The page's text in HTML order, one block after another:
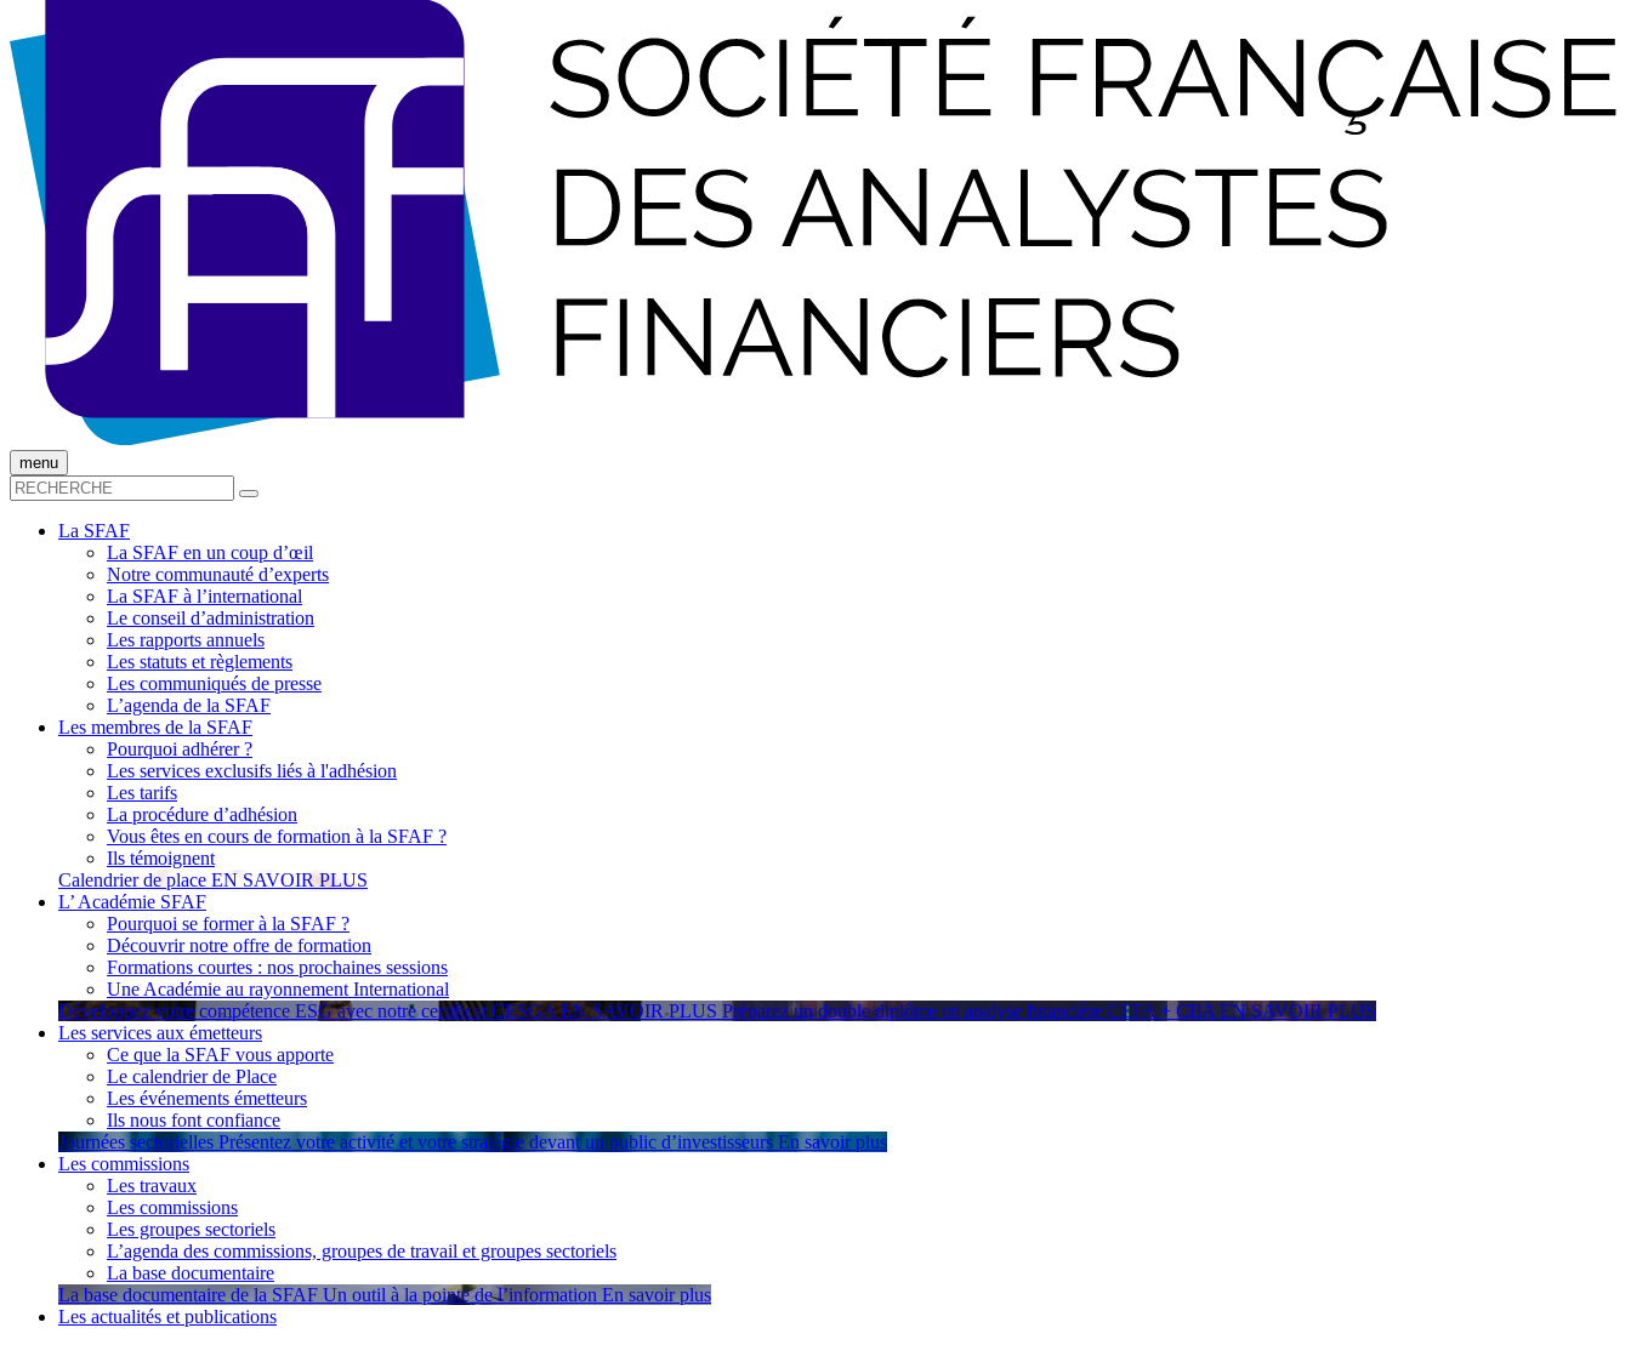
menu
La SFAF
La SFAF en un coup d’œil
Notre communauté d’experts
La SFAF à l’international
Le conseil d’administration
Les rapports annuels
Les statuts et règlements
Les communiqués de presse
L’agenda de la SFAF
Les membres de la SFAF
Pourquoi adhérer ?
Les services exclusifs liés à l'adhésion
Les tarifs
La procédure d’adhésion
Vous êtes en cours de formation à la SFAF ?
Ils témoignent
Calendrier de place EN SAVOIR PLUS
L’ Académie SFAF
Pourquoi se former à la SFAF ?
Découvrir notre offre de formation
Formations courtes : nos prochaines sessions
Une Académie au rayonnement International
Développez votre compétence ESG avec notre certificat CESGA EN SAVOIR PLUS Préparez un double diplôme en analyse financière CEFA + CIIA EN SAVOIR PLUS
Les services aux émetteurs
Ce que la SFAF vous apporte
Le calendrier de Place
Les événements émetteurs
Ils nous font confiance
Journées sectorielles Présentez votre activité et votre stratégie devant un public d’investisseurs En savoir plus
Les commissions
Les travaux
Les commissions
Les groupes sectoriels
L’agenda des commissions, groupes de travail et groupes sectoriels
La base documentaire
La base documentaire de la SFAF Un outil à la pointe de l’information En savoir plus
Les actualités et publications